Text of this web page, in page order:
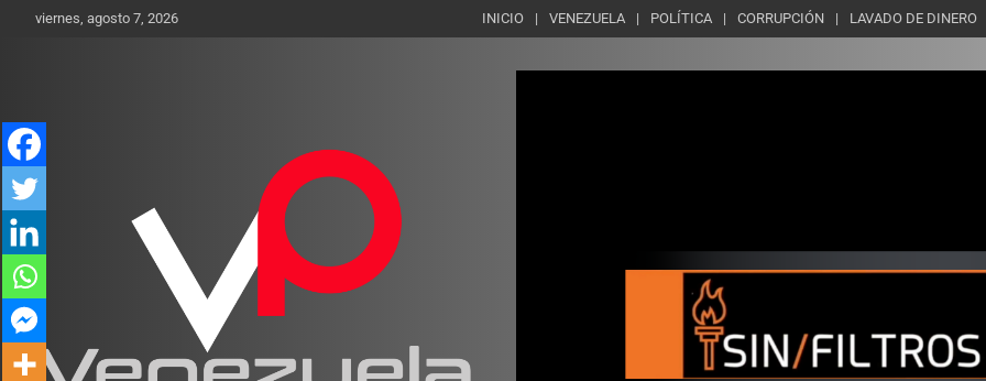
viernes, agosto 7, 2026 INICIO VENEZUELA POLÍTICA CORRUPCIÓN LAVADO DE DINERO